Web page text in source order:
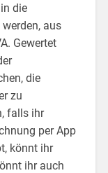
die
aus
Gewertet
die
zu
falls ihr
per App
könnt ihr
ihr auch